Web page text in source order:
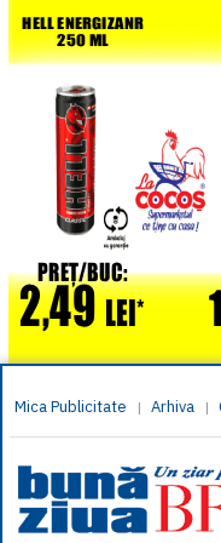
Mica Publicitate | Arhiva |